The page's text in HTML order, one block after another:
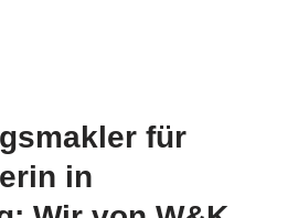
für
in